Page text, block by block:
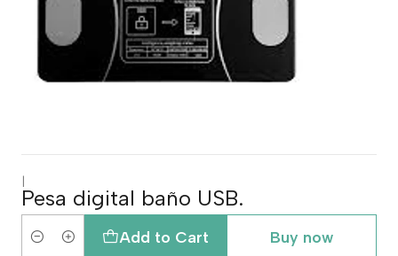
Pesa digital baño USB.
Quantity
Add to Cart Buy now